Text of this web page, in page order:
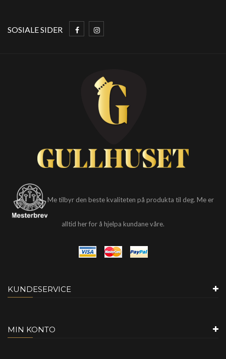
SOSIALE SIDER
Me tilbyr den beste kvaliteten på produkta til deg. Me er
alltid her for å hjelpa kundane våre.
KUNDESERVICE
MIN KONTO